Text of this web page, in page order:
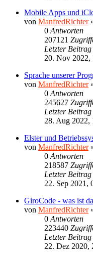
Mobile Apps und
von ManfredRichter
0 Antworten
207121
Letzter Beitrag
20. Nov 2022,
Sprache unserer
von ManfredRichter
0 Antworten
245627
Letzter Beitrag
28. Aug 2022,
Elster und
von ManfredRichter
0 Antworten
218587
Letzter Beitrag
22. Sep 2021,
GiroCode - was ist
von ManfredRichter
0 Antworten
223440
Letzter Beitrag
22. Dez 2020,